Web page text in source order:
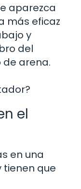
aparezca
más eficaz
y
del
arena.
el
en una
que